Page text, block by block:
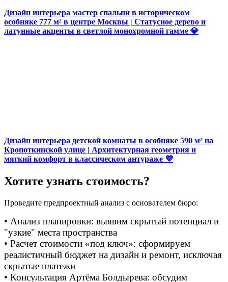
Дизайн интерьера мастер спальни в историческом
особняке 777 м² в центре Москвы | Статусное дерево и
латунные акценты в светлой монохромной гамме 💎
Дизайн интерьера детской комнаты в особняке 590 м² на
Кропоткинской улице | Архитектурная геометрия и
мягкий комфорт в классическом антураже 💜
Хотите узнать стоимость?
Проведите предпроектный анализ с основателем бюро:
• Анализ планировки: выявим скрытый потенциал и
"узкие" места пространства
• Расчет стоимости «под ключ»: сформируем
реалистичный бюджет на дизайн и ремонт, исключая
скрытые платежи
• Консультация Артёма Болдырева: обсудим